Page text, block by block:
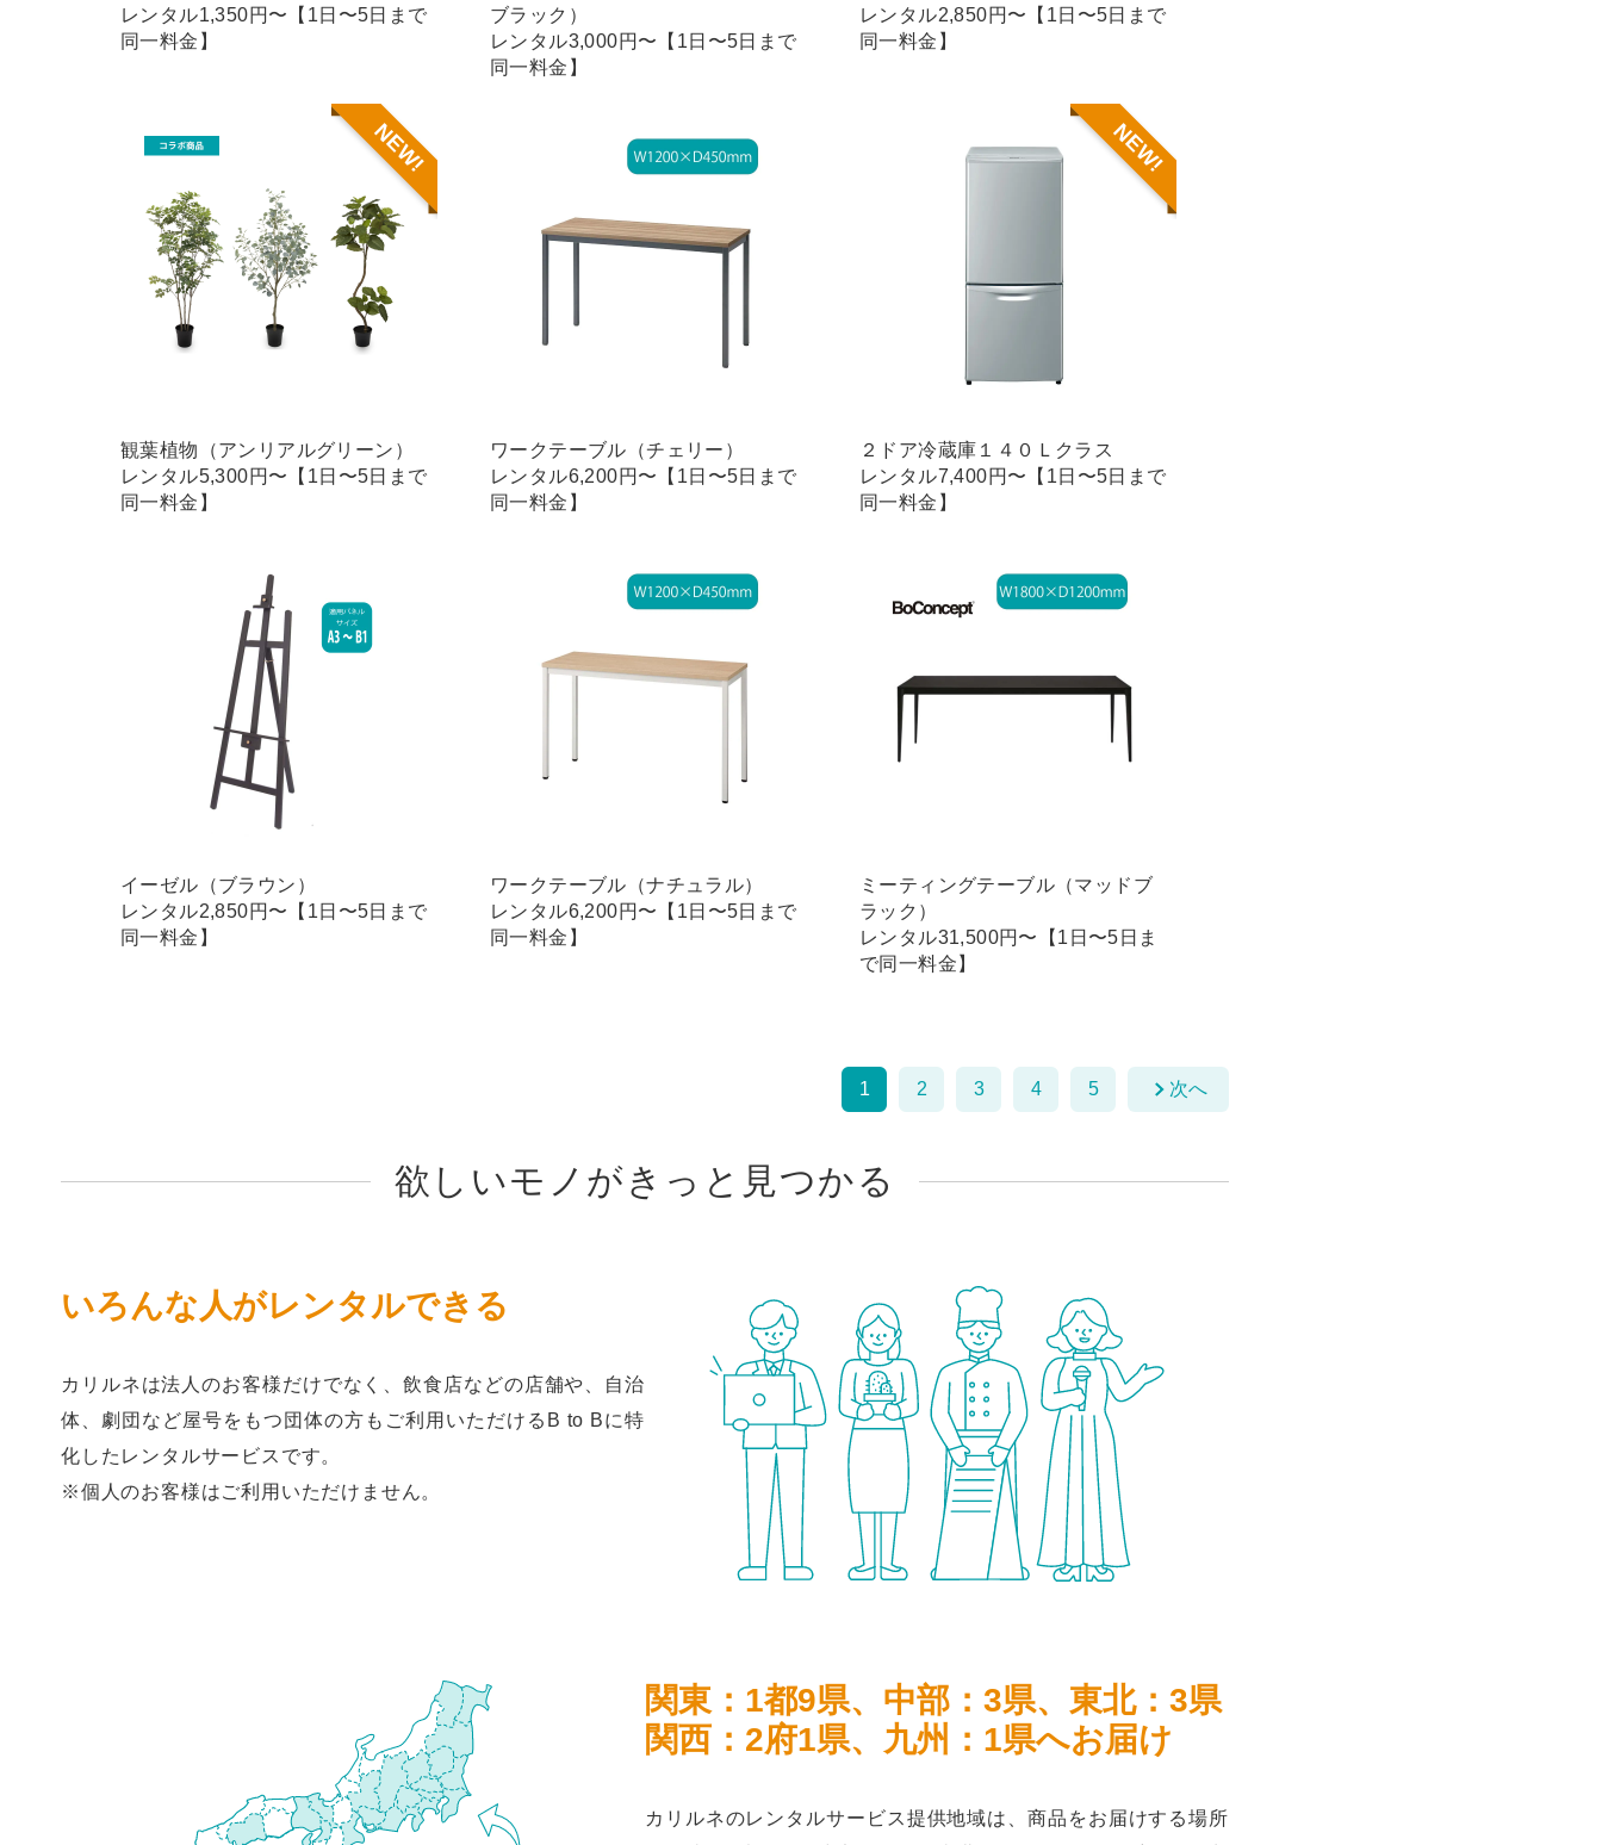
レンタル1,350円〜【1日〜5日まで
同一料金】
ブラック）
レンタル3,000円〜【1日〜5日まで
同一料金】
レンタル2,850円〜【1日〜5日まで
同一料金】
観葉植物（アンリアルグリーン）
レンタル5,300円〜【1日〜5日まで
同一料金】
NEW!
ワークテーブル（チェリー）
レンタル6,200円〜【1日〜5日まで
同一料金】
２ドア冷蔵庫１４０Ｌクラス
レンタル7,400円〜【1日〜5日まで
同一料金】
NEW!
イーゼル（ブラウン）
レンタル2,850円〜【1日〜5日まで
同一料金】
ワークテーブル（ナチュラル）
レンタル6,200円〜【1日〜5日まで
同一料金】
ミーティングテーブル（マッドブ
ラック）
レンタル31,500円〜【1日〜5日ま
で同一料金】
1 2 3 4 5 次へ
欲しいモノがきっと見つかる
いろんな人がレンタルできる
カリルネは法人のお客様だけでなく、飲食店などの店舗や、自治
体、劇団など屋号をもつ団体の方もご利用いただけるB to Bに特
化したレンタルサービスです。
※個人のお客様はご利用いただけません。
関東：1都9県、中部：3県、東北：3県
関西：2府1県、九州：1県へお届け
カリルネのレンタルサービス提供地域は、商品をお届けする場所